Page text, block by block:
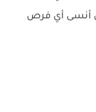
أنسى أي فرص